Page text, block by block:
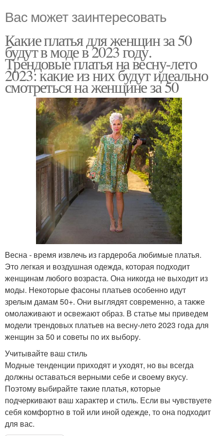
Вас может заинтересовать
Какие платья для женщин за 50
будут в моде в 2023 году.
Трендовые платья на весну-лето
2023: какие из них будут идеально
смотреться на женщине за 50
Весна - время извлечь из гардероба любимые платья.
Это легкая и воздушная одежда, которая подходит
женщинам любого возраста. Она никогда не выходит из
моды. Некоторые фасоны платьев особенно идут
зрелым дамам 50+. Они выглядят современно, а также
омолаживают и освежают образ. В статье мы приведем
модели трендовых платьев на весну-лето 2023 года для
женщин за 50 и советы по их выбору.
Учитывайте ваш стиль
Модные тенденции приходят и уходят, но вы всегда
должны оставаться верными себе и своему вкусу.
Поэтому выбирайте такие платья, которые
подчеркивают ваш характер и стиль. Если вы чувствуете
себя комфортно в той или иной одежде, то она подходит
для вас.